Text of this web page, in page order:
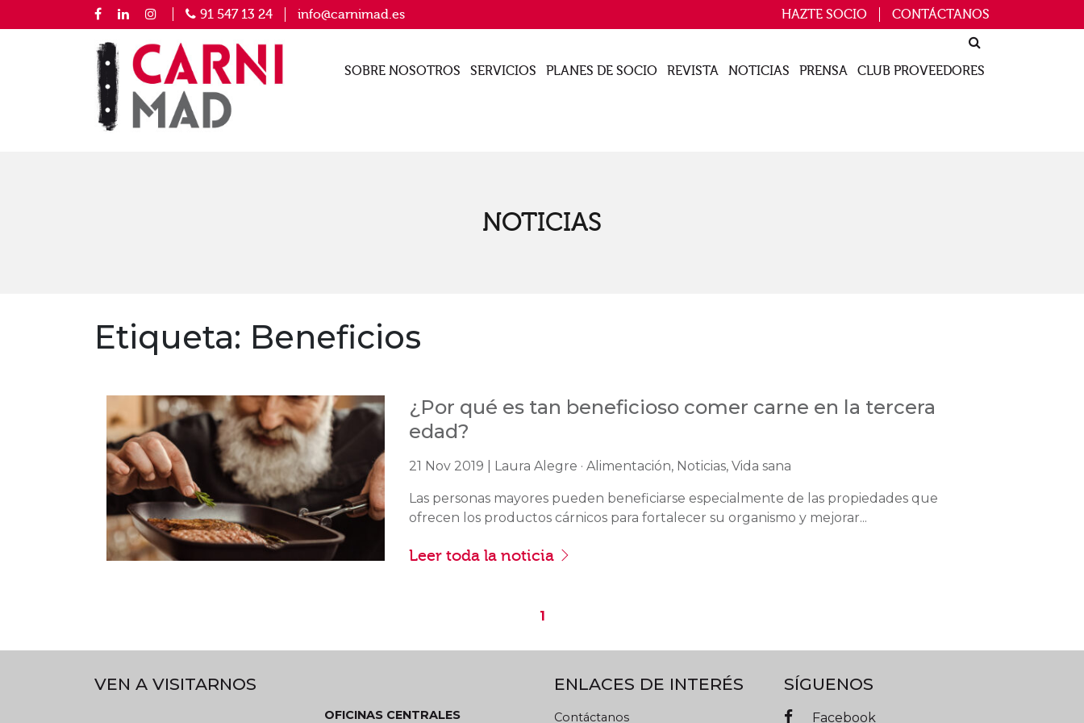
91 547 13 24 info@carnimad.es HAZTE SOCIO CONTÁCTANOS
SOBRE NOSOTROS SERVICIOS PLANES DE SOCIO REVISTA NOTICIAS PRENSA CLUB PROVEEDORES
NOTICIAS
Etiqueta: Beneficios
¿Por qué es tan beneficioso comer carne en la tercera
edad?
21 Nov 2019 | Laura Alegre · Alimentación, Noticias, Vida sana
Las personas mayores pueden beneficiarse especialmente de las propiedades que
ofrecen los productos cárnicos para fortalecer su organismo y mejorar...
Leer toda la noticia
1
VEN A VISITARNOS
OFICINAS CENTRALES
ENLACES DE INTERÉS
Contáctanos
SÍGUENOS
Facebook